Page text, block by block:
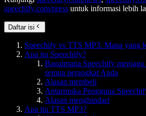
speechify.com/press untuk informasi lebih
Daftar isi
Speechify vs TTS MP3. Mana yang
Apa itu Speechify?
Bagaimana Speechify
semua perangkat Anda
Alasan membeli
Antarmuka Pengguna
Alasan menghindari
Apa itu TTS MP3?